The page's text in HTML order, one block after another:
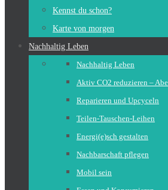
Kennst du schon?
Karte von morgen
Nachhaltig Leben
Nachhaltig Leben
Aktiv CO2 reduzieren –
Reparieren und Upcyceln
Teilen-Tauschen-Leihen
Energi(e)sch gestalten
Nachbarschaft pflegen
Mobil sein